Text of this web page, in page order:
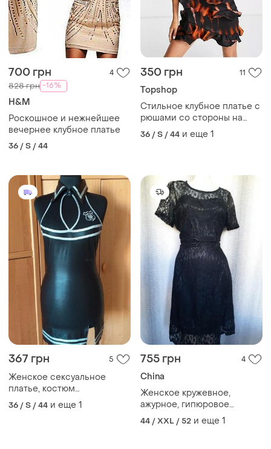
700 грн 4
828 грн -16%
H&M
Роскошное и нежнейшее
вечернее клубное платье
36 / S / 44
350 грн 11
Topshop
Стильное клубное платье с
рюшами со стороны на
молнии
36 / S / 44 и еще 1
367 грн 5
Женское сексуальное
платье, костюм
полицейского, облегающее
платье, клубная одежда
36 / S / 44 и еще 1
755 грн 4
China
Женское кружевное,
ажурное, гипюровое
платье. женское гипюровое
платье, маленькое ажурное
44 / XXL / 52 и еще 1